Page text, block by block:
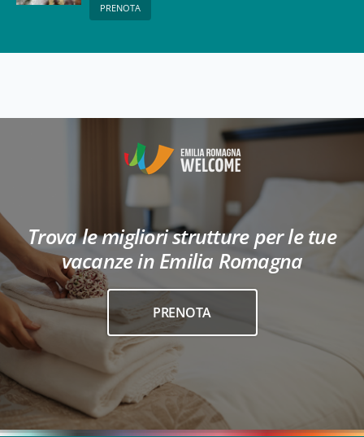
PRENOTA
Trova le migliori strutture per le tue
vacanze in Emilia Romagna
PRENOTA